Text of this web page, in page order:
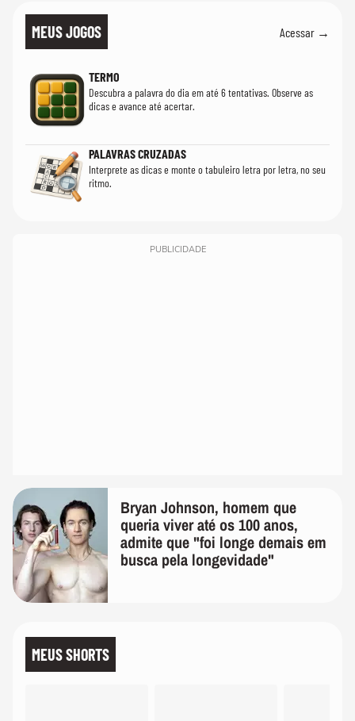
MEUS JOGOS Acessar →
TERMO
Descubra a palavra do dia em até 6 tentativas. Observe as
dicas e avance até acertar.
PALAVRAS CRUZADAS
Interprete as dicas e monte o tabuleiro letra por letra, no seu
ritmo.
PUBLICIDADE
Bryan Johnson, homem que
queria viver até os 100 anos,
admite que "foi longe demais em
busca pela longevidade"
MEUS SHORTS